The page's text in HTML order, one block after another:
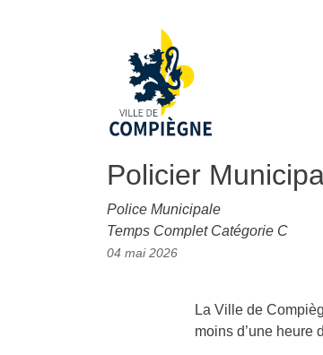
Policier
Police Municipale
Temps Complet Catégorie C
04 mai 2026
La Ville de
moins d’une heure